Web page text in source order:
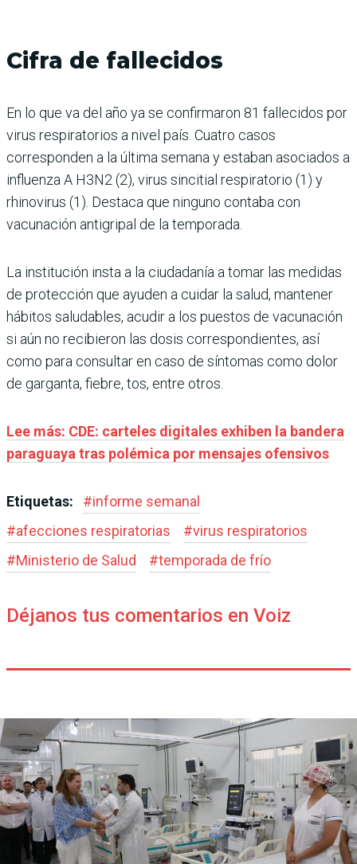
Cifra de fallecidos
En lo que va del año ya se confirmaron 81 fallecidos por
virus respiratorios a nivel país. Cuatro casos
corresponden a la última semana y estaban asociados a
influenza A H3N2 (2), virus sincitial respiratorio (1) y
rhinovirus (1). Destaca que ninguno contaba con
vacunación antigripal de la temporada.
La institución insta a la ciudadanía a tomar las medidas
de protección que ayuden a cuidar la salud, mantener
hábitos saludables, acudir a los puestos de vacunación
si aún no recibieron las dosis correspondientes, así
como para consultar en caso de síntomas como dolor
de garganta, fiebre, tos, entre otros.
Lee más: CDE: carteles digitales exhiben la bandera
paraguaya tras polémica por mensajes ofensivos
Etiquetas: #informe semanal
#afecciones respiratorias #virus respiratorios
#Ministerio de Salud #temporada de frío
Déjanos tus comentarios en Voiz